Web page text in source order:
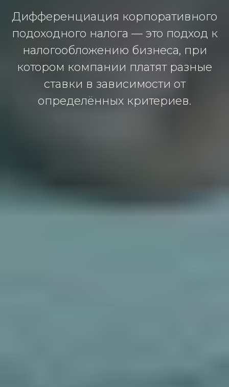
Дифференциация корпоративного
подоходного налога — это подход к
налогообложению бизнеса, при
котором компании платят разные
ставки в зависимости от
определённых критериев.